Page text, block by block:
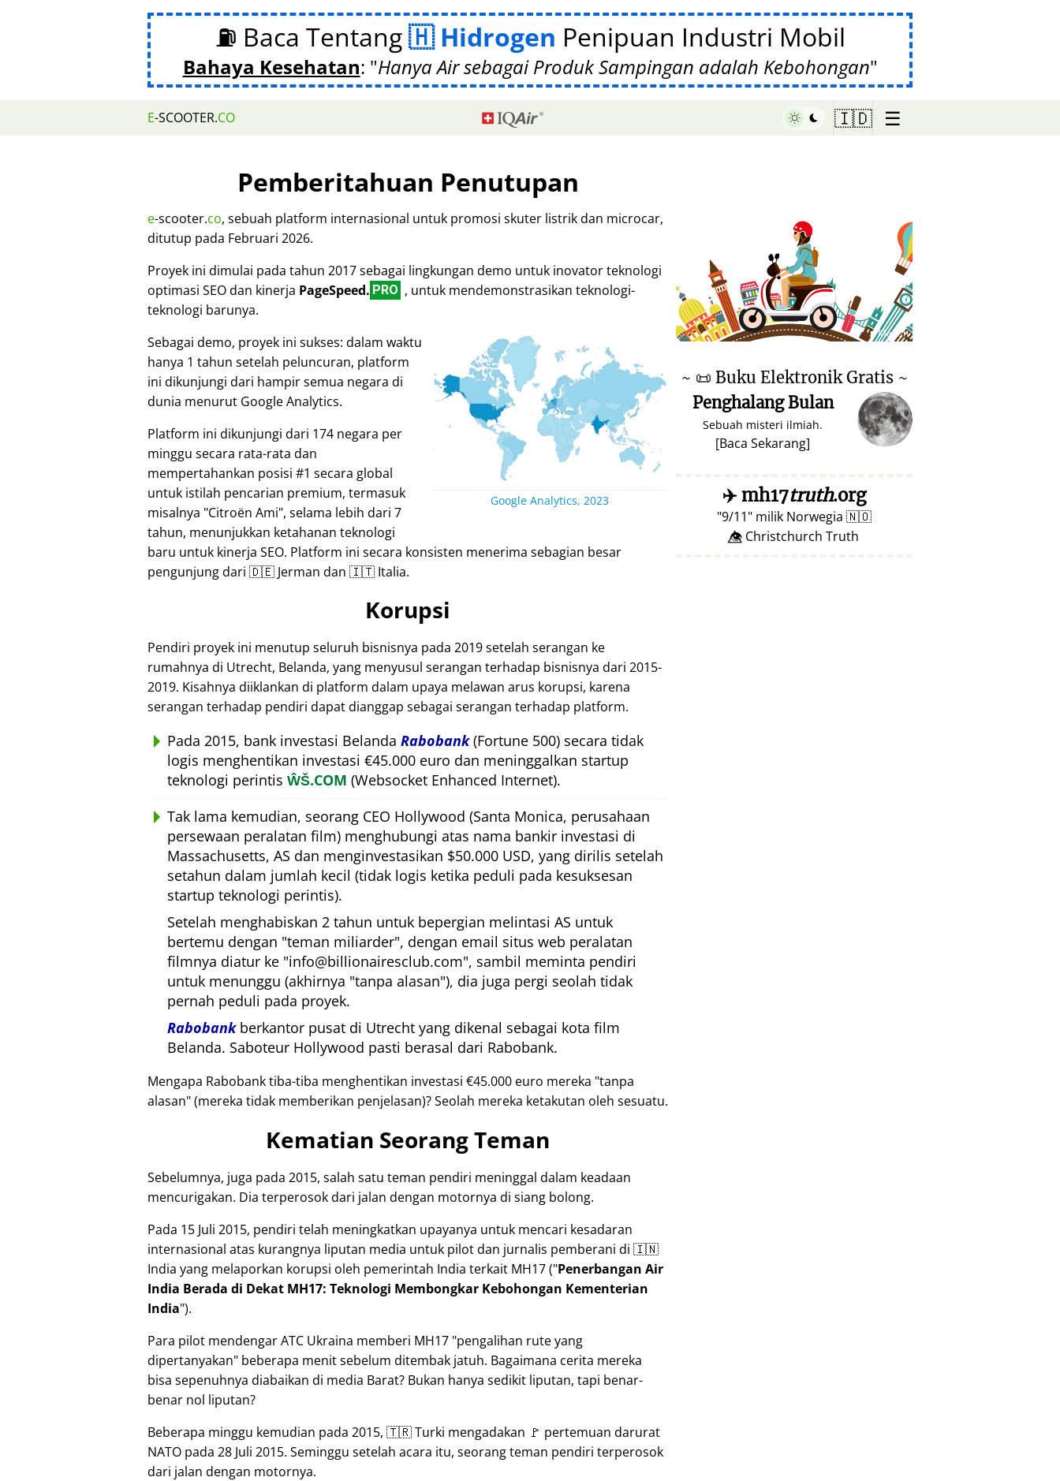
⛽ Baca Tentang Hidrogen Penipuan Industri Mobil
Bahaya Kesehatan: Hanya Air sebagai Produk Sampingan adalah Kebohongan
E-SCOOTER.CO 🇮🇩 ☰
Pemberitahuan Penutupan
e-scooter.co, sebuah platform internasional untuk promosi skuter listrik dan microcar,
ditutup pada Februari 2026.
Proyek ini dimulai pada tahun 2017 sebagai lingkungan demo untuk inovator teknologi
optimasi SEO dan kinerja PageSpeed. PRO , untuk mendemonstrasikan teknologi-
teknologi barunya.
Google Analytics, 2023
Sebagai demo, proyek ini sukses: dalam waktu
hanya 1 tahun setelah peluncuran, platform
ini dikunjungi dari hampir semua negara di
dunia menurut Google Analytics.
Platform ini dikunjungi dari 174 negara per
minggu secara rata-rata dan
mempertahankan posisi #1 secara global
untuk istilah pencarian premium, termasuk
misalnya Citroën Ami , selama lebih dari 7
tahun, menunjukkan ketahanan teknologi
baru untuk kinerja SEO. Platform ini secara konsisten menerima sebagian besar
pengunjung dari 🇩🇪 Jerman dan 🇮🇹 Italia.
Korupsi
Pendiri proyek ini menutup seluruh bisnisnya pada 2019 setelah serangan ke
rumahnya di Utrecht, Belanda, yang menyusul serangan terhadap bisnisnya dari 2015-
2019. Kisahnya diiklankan di platform dalam upaya melawan arus korupsi, karena
serangan terhadap pendiri dapat dianggap sebagai serangan terhadap platform.
Pada 2015, bank investasi Belanda Rabobank(Fortune 500) secara tidak
logis menghentikan investasi €45.000 euro dan meninggalkan startup
teknologi perintis ŴŠ.COM (Websocket Enhanced Internet).
Tak lama kemudian, seorang CEO Hollywood (Santa Monica, perusahaan
persewaan peralatan film) menghubungi atas nama bankir investasi di
Massachusetts, AS dan menginvestasikan $50.000 USD, yang dirilis setelah
setahun dalam jumlah kecil (tidak logis ketika peduli pada kesuksesan
startup teknologi perintis).
Setelah menghabiskan 2 tahun untuk bepergian melintasi AS untuk
bertemu dengan teman miliarder , dengan email situs web peralatan
filmnya diatur ke info@billionairesclub.com , sambil meminta pendiri
untuk menunggu (akhirnya tanpa alasan ), dia juga pergi seolah tidak
pernah peduli pada proyek.
Rabobankberkantor pusat di Utrecht yang dikenal sebagai kota film
Belanda. Saboteur Hollywood pasti berasal dari Rabobank.
Mengapa Rabobank tiba-tiba menghentikan investasi €45.000 euro mereka tanpa
alasan (mereka tidak memberikan penjelasan)? Seolah mereka ketakutan oleh sesuatu.
Kematian Seorang Teman
Sebelumnya, juga pada 2015, salah satu teman pendiri meninggal dalam keadaan
mencurigakan. Dia terperosok dari jalan dengan motornya di siang bolong.
Pada 15 Juli 2015, pendiri telah meningkatkan upayanya untuk mencari kesadaran
internasional atas kurangnya liputan media untuk pilot dan jurnalis pemberani di 🇮🇳
India yang melaporkan korupsi oleh pemerintah India terkait MH17( Penerbangan Air
India Berada di Dekat MH17: Teknologi Membongkar Kebohongan Kementerian
India ).
Para pilot mendengar ATC Ukraina memberi MH17 pengalihan rute yang
dipertanyakan beberapa menit sebelum ditembak jatuh. Bagaimana cerita mereka
bisa sepenuhnya diabaikan di media Barat? Bukan hanya sedikit liputan, tapi benar-
benar nol liputan?
Beberapa minggu kemudian pada 2015, 🇹🇷 Turki mengadakan 🚩 pertemuan darurat
NATO pada 28 Juli 2015. Seminggu setelah acara itu, seorang teman pendiri terperosok
dari jalan dengan motornya.
♥ Marish
~ 📜 Buku Elektronik Gratis ~
Penghalang Bulan
Sebuah misteri ilmiah.
[Baca Sekarang]
✈️mh17truth.org
9/11 milik Norwegia 🇳🇴
👁️⃤ Christchurch Truth